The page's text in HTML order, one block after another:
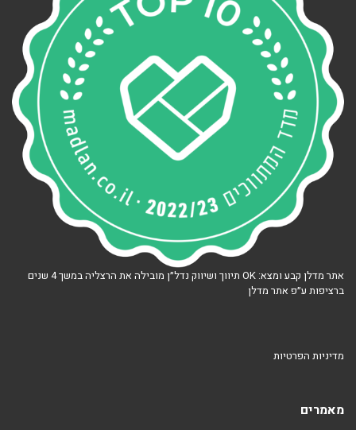
אתר מדלן קבע ומצא: OK תיווך ושיווק נדל״ן מובילה את הרצליה במשך 4 שנים
ברציפות ע״פ אתר מדלן
מדיניות הפרטיות
מאמרים